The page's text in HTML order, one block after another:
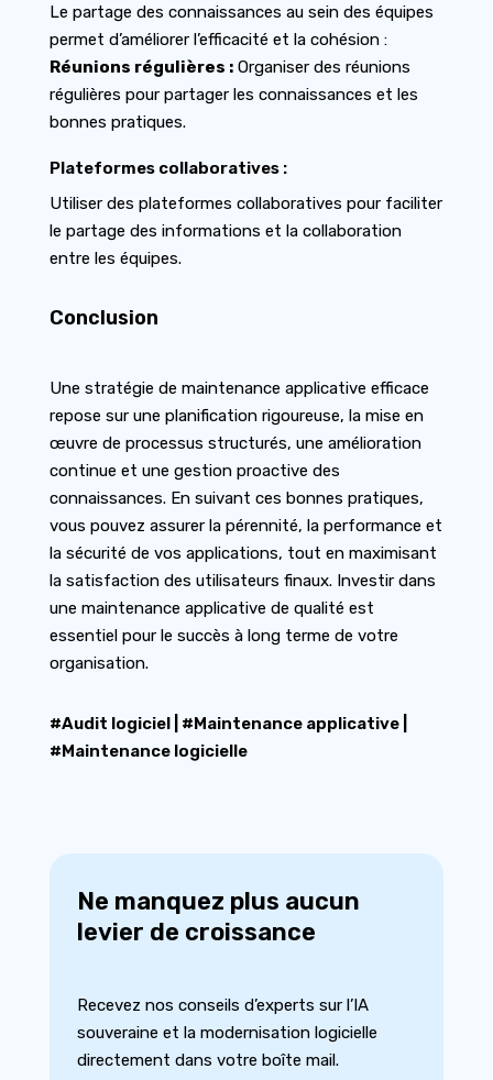
Le partage des connaissances au sein des équipes
permet d’améliorer l’efficacité et la cohésion :
Réunions régulières :Organiser des réunions
régulières pour partager les connaissances et les
bonnes pratiques.
Plateformes collaboratives :
Utiliser des plateformes collaboratives pour faciliter
le partage des informations et la collaboration
entre les équipes.
Conclusion
Une stratégie de maintenance applicative efficace
repose sur une planification rigoureuse, la mise en
œuvre de processus structurés, une amélioration
continue et une gestion proactive des
connaissances. En suivant ces bonnes pratiques,
vous pouvez assurer la pérennité, la performance et
la sécurité de vos applications, tout en maximisant
la satisfaction des utilisateurs finaux. Investir dans
une maintenance applicative de qualité est
essentiel pour le succès à long terme de votre
organisation.
#Audit logiciel| #Maintenance applicative|
#Maintenance logicielle
Ne manquez plus aucun
levier de croissance
Recevez nos conseils d’experts sur l’IA
souveraine et la modernisation logicielle
directement dans votre boîte mail.